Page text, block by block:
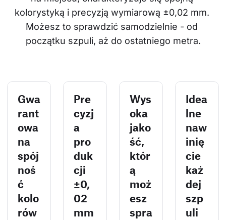
kolorystyką i precyzją wymiarową ±0,02 mm.
Możesz to sprawdzić samodzielnie - od
początku szpuli, aż do ostatniego metra.
Gwa
rant
owa
na
spój
noś
ć
kolo
rów
Pre
cyzj
a
pro
duk
cji
±0,
02
mm
Wys
oka
jako
ść,
któr
ą
moż
esz
spra
Idea
lne
naw
inię
cie
każ
dej
szp
uli